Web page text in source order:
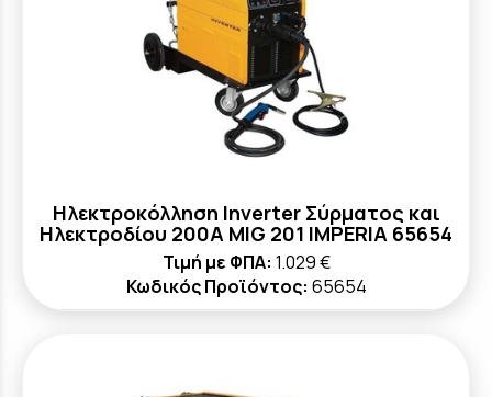
Ηλεκτροκόλληση Inverter Σύρματος και
Ηλεκτροδίου 200A MIG 201 IMPERIA 65654
Τιμή με ΦΠΑ: 1.029 €
Κωδικός Προϊόντος: 65654